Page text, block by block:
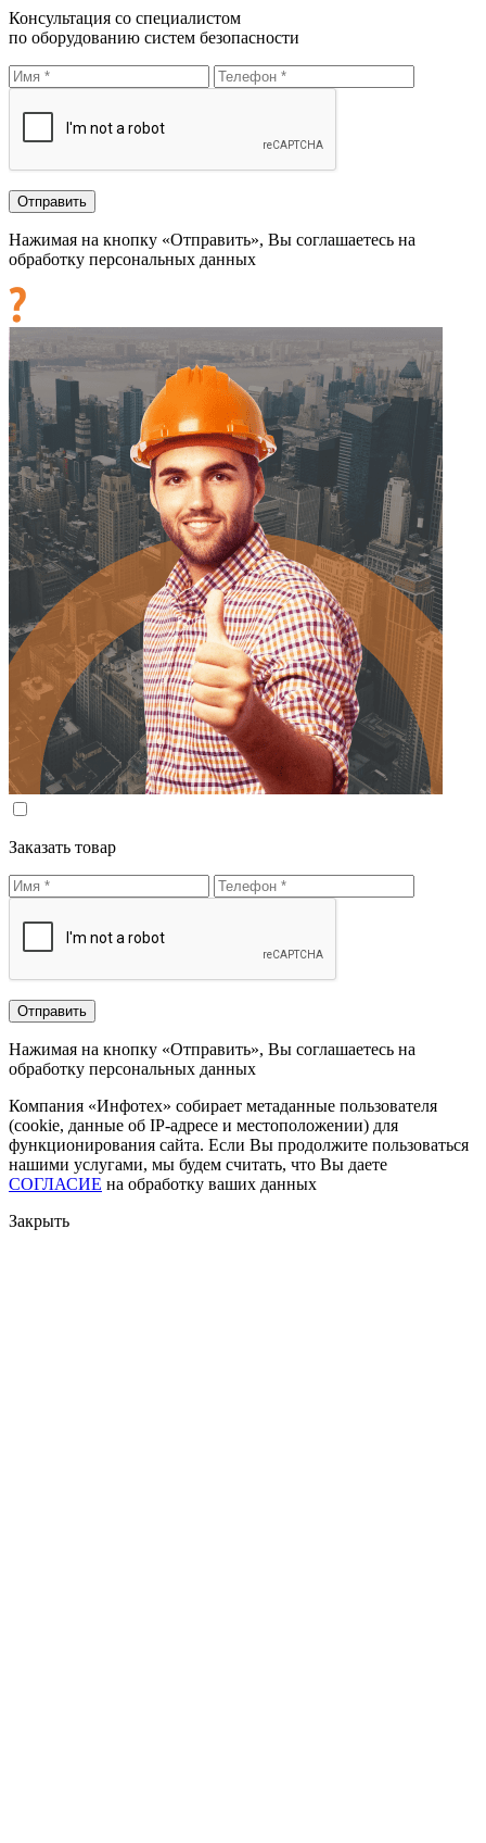
Консультация со специалистом
по оборудованию систем безопасности
Нажимая на кнопку «Отправить», Вы соглашаетесь на
обработку персональных данных
Заказать товар
Нажимая на кнопку «Отправить», Вы соглашаетесь на
обработку персональных данных
Компания «Инфотех» собирает метаданные пользователя
(cookie, данные об IP-адресе и местоположении) для
функционирования сайта. Если Вы продолжите пользоваться
нашими услугами, мы будем считать, что Вы даете
СОГЛАСИЕ на обработку ваших данных
Закрыть